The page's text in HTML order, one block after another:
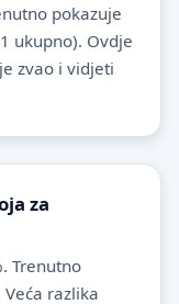
pokazuje
ukupno). Ovdje
zvao i vidjeti
za
Trenutno
razlika